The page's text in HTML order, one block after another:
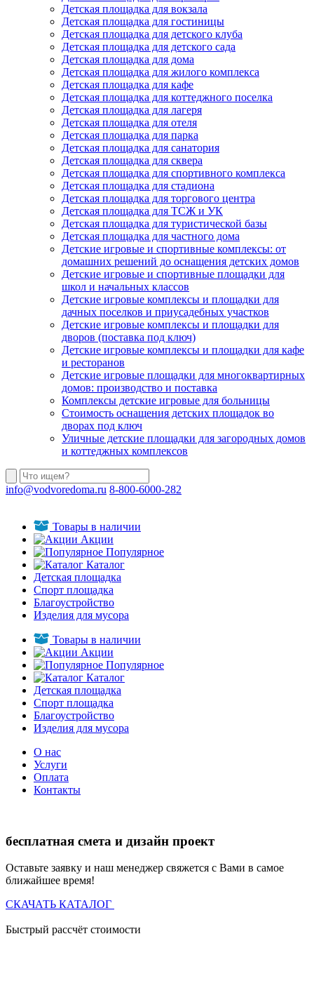
Детская площадка для вокзала
Детская площадка для гостиницы
Детская площадка для детского клуба
Детская площадка для детского сада
Детская площадка для дома
Детская площадка для жилого комплекса
Детская площадка для кафе
Детская площадка для коттеджного поселка
Детская площадка для лагеря
Детская площадка для отеля
Детская площадка для парка
Детская площадка для санатория
Детская площадка для сквера
Детская площадка для спортивного комплекса
Детская площадка для стадиона
Детская площадка для торгового центра
Детская площадка для ТСЖ и УК
Детская площадка для туристической базы
Детская площадка для частного дома
Детские игровые и спортивные комплексы: от
домашних решений до оснащения детских домов
Детские игровые и спортивные площадки для
школ и начальных классов
Детские игровые комплексы и площадки для
дачных поселков и приусадебных участков
Детские игровые комплексы и площадки для
дворов (поставка под ключ)
Детские игровые комплексы и площадки для кафе
и ресторанов
Детские игровые площадки для многоквартирных
домов: производство и поставка
Комплексы детские игровые для больницы
Стоимость оснащения детских площадок во
дворах под ключ
Уличные детские площадки для загородных домов
и коттеджных комплексов
info@vodvoredoma.ru 8-800-6000-282
Товары в наличии
Акции
Популярное
Каталог
Детская площадка
Спорт площадка
Благоустройство
Изделия для мусора
Товары в наличии
Акции
Популярное
Каталог
Детская площадка
Спорт площадка
Благоустройство
Изделия для мусора
О нас
Услуги
Оплата
Контакты
бесплатная смета и дизайн проект
Оставьте заявку и наш менеджер свяжется с Вами в самое
ближайшее время!
СКАЧАТЬ КАТАЛОГ
Быстрый рассчёт стоимости